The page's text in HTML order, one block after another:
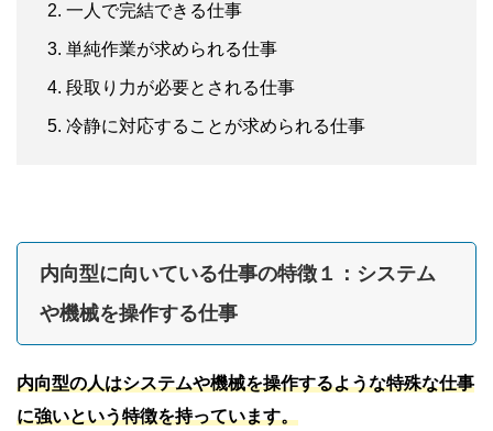
一人で完結できる仕事
単純作業が求められる仕事
段取り力が必要とされる仕事
冷静に対応することが求められる仕事
内向型に向いている仕事の特徴１：システム
や機械を操作する仕事
内向型の人はシステムや機械を操作するような特殊な仕事
に強いという特徴を持っています。